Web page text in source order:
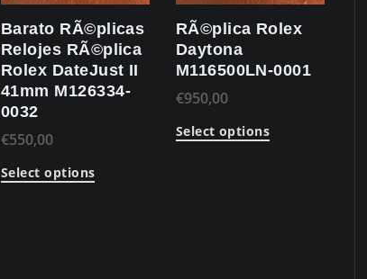
Barato RÃ©plicas
Relojes RÃ©plica
Rolex DateJust II
41mm M126334-
0032
€550,00
Select options
RÃ©plica Rolex
Daytona
M116500LN-0001
€950,00
Select options